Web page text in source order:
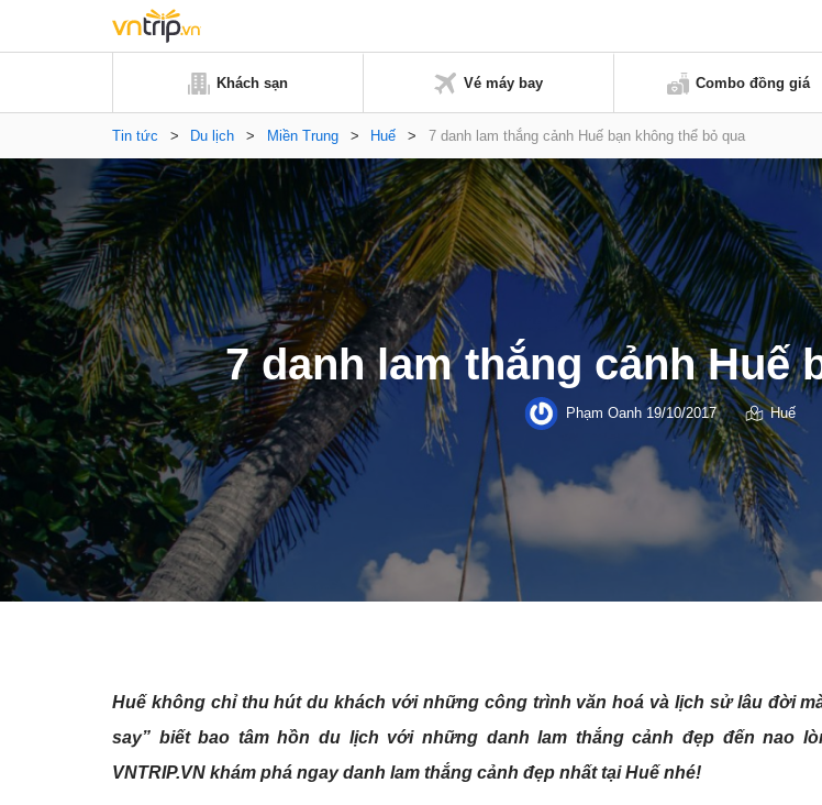
Khách sạn Vé máy bay Combo đồng giá
Tin tức > Du lịch > Miền Trung > Huế > 7 danh lam thắng cảnh Huế bạn không thể bỏ qua
7 danh lam thắng cảnh Huế
Phạm Oanh19/10/2017 Huế
Huế không chỉ thu hút du khách với những công trình văn hoá và lịch sử lâu đời
say” biết bao tâm hồn du lịch với những danh lam thắng cảnh đẹp đến nao
VNTRIP.VN khám phá ngay danh lam thắng cảnh đẹp nhất tại Huế nhé!